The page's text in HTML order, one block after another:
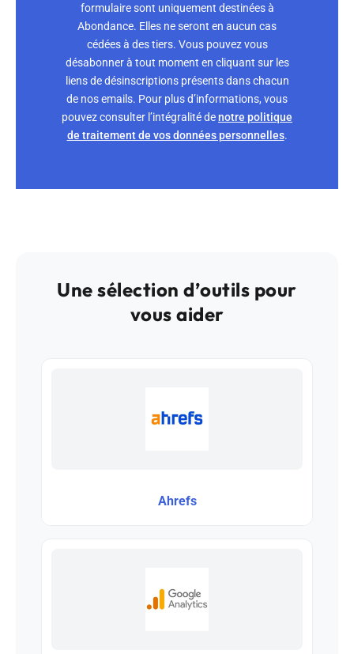
formulaire sont uniquement destinées à
Abondance. Elles ne seront en aucun cas
cédées à des tiers. Vous pouvez vous
désabonner à tout moment en cliquant sur les
liens de désinscriptions présents dans chacun
de nos emails. Pour plus d’informations, vous
pouvez consulter l’intégralité denotre politique
de traitement de vos données personnelles.
Une sélection d’outils pour
vous aider
Ahrefs